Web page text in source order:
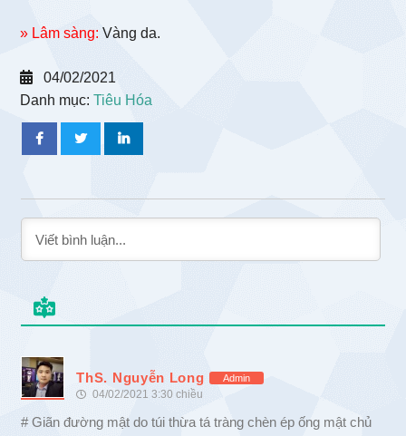
» Lâm sàng: Vàng da.
04/02/2021
Danh mục:Tiêu Hóa
ThS. Nguyễn Long Admin
04/02/2021 3:30 chiều
# Giãn đường mật do túi thừa tá tràng chèn ép ống mật chủ